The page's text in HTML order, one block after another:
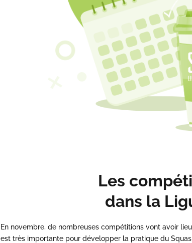
Les
dans la
En novembre, de nombreuses compétitions vont avoir
est très importante pour développer la pratique du